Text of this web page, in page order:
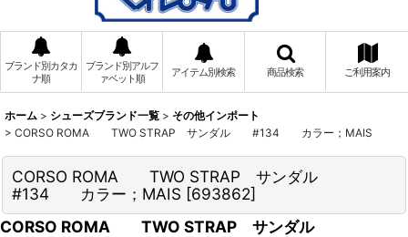
ブランド別カタカ
ナ順
ブランド別アルフ
ァベット順
アイテム別検索 商品検索 ご利用案内
ホーム > シューズブランド一覧 > その他インポート
> CORSO ROMA TWO STRAP サンダル #134 カラー；MAIS
CORSO ROMA TWO STRAP サンダル
#134 カラー；MAIS [693862]
CORSO ROMA TWO STRAP サンダル